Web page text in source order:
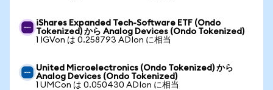
iShares Expanded Tech-Software ETF (Ondo
Tokenized) から Analog Devices (Ondo Tokenized)
1 IGVon は 0.258793 ADIon に相当
United Microelectronics (Ondo Tokenized) から
Analog Devices (Ondo Tokenized)
1 UMCon は 0.050430 ADIon に相当